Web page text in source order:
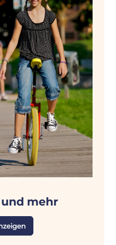
mehr